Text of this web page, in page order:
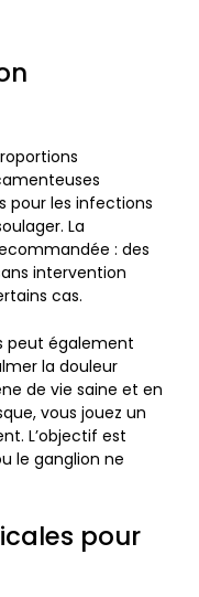
pour les infections
La
: des
intervention
cas.
peut également
la douleur
de vie saine et en
vous jouez un
L’objectif est
le ganglion ne
pour